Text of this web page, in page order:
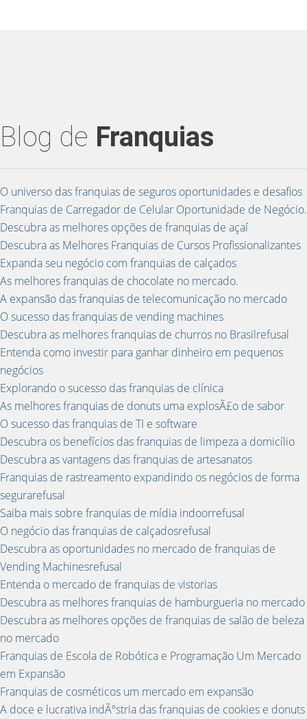
Blog de Franquias
O universo das franquias de seguros oportunidades e desafios
Franquias de Carregador de Celular Oportunidade de Negócio.
Descubra as melhores opções de franquias de açaí
Descubra as Melhores Franquias de Cursos Profissionalizantes
Expanda seu negócio com franquias de calçados
As melhores franquias de chocolate no mercado.
A expansão das franquias de telecomunicação no mercado
O sucesso das franquias de vending machines
Descubra as melhores franquias de churros no Brasilrefusal
Entenda como investir para ganhar dinheiro em pequenos
negócios
Explorando o sucesso das franquias de clínica
As melhores franquias de donuts uma explosÃ£o de sabor
O sucesso das franquias de TI e software
Descubra os benefícios das franquias de limpeza a domicílio
Descubra as vantagens das franquias de artesanatos
Franquias de rastreamento expandindo os negócios de forma
segurarefusal
Saiba mais sobre franquias de mídia indoorrefusal
O negócio das franquias de calçadosrefusal
Descubra as oportunidades no mercado de franquias de
Vending Machinesrefusal
Entenda o mercado de franquias de vistorias
Descubra as melhores franquias de hamburgueria no mercado
Descubra as melhores opções de franquias de salão de beleza
no mercado
Franquias de Escola de Robótica e Programação Um Mercado
em Expansão
Franquias de cosméticos um mercado em expansão
A doce e lucrativa indÃºstria das franquias de cookies e donuts